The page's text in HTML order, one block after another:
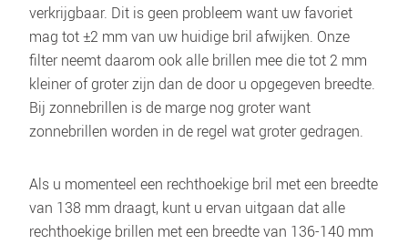
verkrijgbaar. Dit is geen probleem want uw favoriet
mag tot ±2 mm van uw huidige bril afwijken. Onze
filter neemt daarom ook alle brillen mee die tot 2 mm
kleiner of groter zijn dan de door u opgegeven breedte.
Bij zonnebrillen is de marge nog groter want
zonnebrillen worden in de regel wat groter gedragen.
Als u momenteel een rechthoekige bril met een breedte
van 138 mm draagt, kunt u ervan uitgaan dat alle
rechthoekige brillen met een breedte van 136-140 mm